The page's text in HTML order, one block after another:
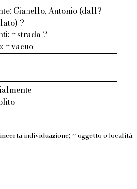
Gianello, Antonio (dall?
?
~strada ?
~vacuo
individuazione; ~ oggetto o località